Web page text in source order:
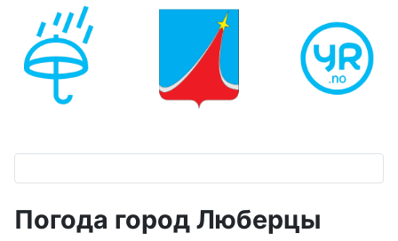
Погода город Люберцы